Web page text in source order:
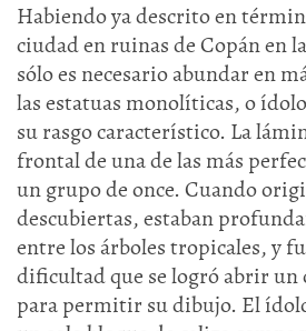
Habiendo ya descrito en
ciudad en ruinas de Copán en
sólo es necesario abundar en
las estatuas monolíticas, o
su rasgo característico. La
frontal de una de las más
un grupo de once. Cuando
descubiertas, estaban
entre los árboles tropicales, y
dificultad que se logró abrir un
para permitir su dibujo. El